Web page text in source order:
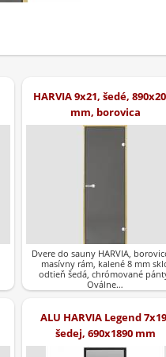
HARVIA 9x21, šedé,
mm, borovica
Dvere do sauny HARVIA,
masívny rám, kalené 8 mm
odtieň šedá, chrómované
Oválne…
ALU HARVIA Legend
šedej, 690x1890 mm